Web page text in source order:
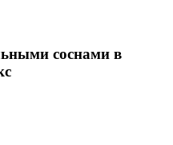
соснами в